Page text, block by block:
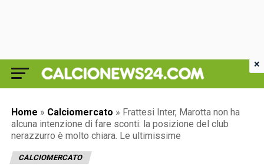
Home » Calciomercato » Frattesi Inter, Marotta non ha
alcuna intenzione di fare sconti: la posizione del club
nerazzurro è molto chiara. Le ultimissime
CALCIOMERCATO
×